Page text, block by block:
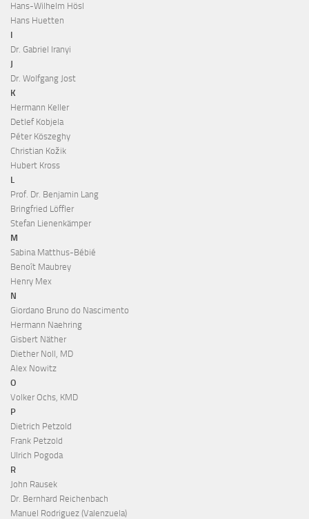
Hans-Wilhelm Hösl
Hans Huetten
I
Dr. Gabriel Iranyi
J
Dr. Wolfgang Jost
K
Hermann Keller
Detlef Kobjela
Péter Köszeghy
Christian Kožik
Hubert Kross
L
Prof. Dr. Benjamin Lang
Bringfried Löffler
Stefan Lienenkämper
M
Sabina Matthus-Bébié
Benoît Maubrey
Henry Mex
N
Giordano Bruno do Nascimento
Hermann Naehring
Gisbert Näther
Diether Noll, MD
Alex Nowitz
O
Volker Ochs, KMD
P
Dietrich Petzold
Frank Petzold
Ulrich Pogoda
R
John Rausek
Dr. Bernhard Reichenbach
Manuel Rodriguez (Valenzuela)